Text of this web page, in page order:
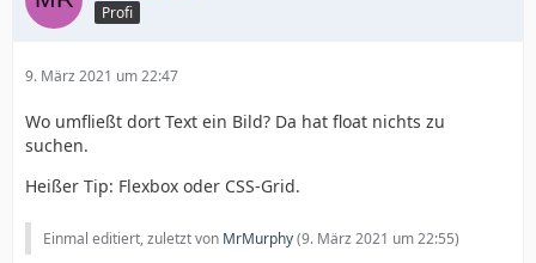
Profi
9. März 2021 um 22:47
Wo umfließt dort Text ein Bild? Da hat float nichts zu
suchen.
Heißer Tip: Flexbox oder CSS-Grid.
Einmal editiert, zuletzt von MrMurphy(9. März 2021 um 22:55)